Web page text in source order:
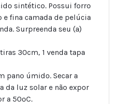
sintético. Possui forro
fina camada de pelúcia
Surpreenda seu (a)
30cm, 1 venda tapa
pano úmido. Secar a
da luz solar e não expor
a 50ºC.